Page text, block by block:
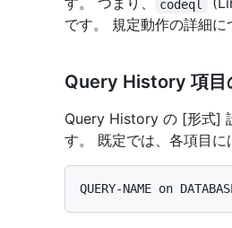
codeql
です。 規定動作の詳細に
Query History 項目
Query History の [形式]
す。 既定では、各項目